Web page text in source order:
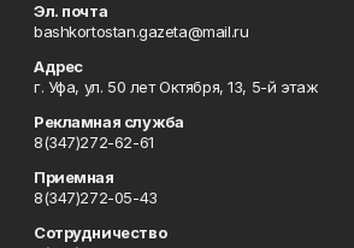
Эл. почта
bashkortostan.gazeta@mail.ru
Адрес
г. Уфа, ул. 50 лет Октября, 13, 5-й этаж
Рекламная служба
8(347)272-62-61
Приемная
8(347)272-05-43
Сотрудничество